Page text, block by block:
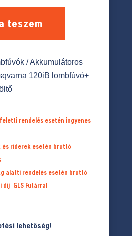
teszem
/Akkumulátoros
120iB lombfúvó+
rendelés esetén ingyenes
és riderek esetén bruttó
alatti rendelés esetén bruttó
díj GLS Futárral
lehetőség!